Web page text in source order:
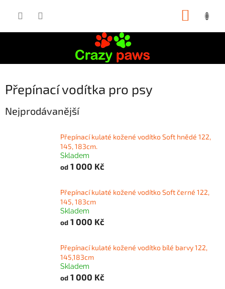
Přepínací vodítka pro psy
Nejprodávanější
Přepínací kulaté kožené vodítko Soft hnědé 122,
145, 183cm.
Skladem
od 1 000 Kč
Přepínací kulaté kožené vodítko Soft černé 122,
145, 183cm
Skladem
od 1 000 Kč
Přepínací kulaté kožené vodítko bílé barvy 122,
145,183cm
Skladem
od 1 000 Kč